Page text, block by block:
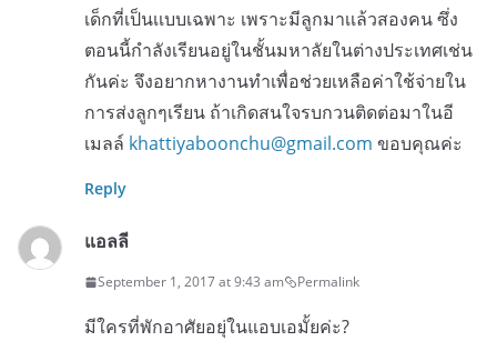
เด็กที่เป็นเเบบเฉพาะ เพราะมีลูกมาเเล้วสองคน ซึ่ง
ตอนนี้กำลังเรียนอยู่ในชั้นมหาลัยในต่างประเทศเช่น
กันค่ะ จึงอยากหางานทำเพื่อช่วยเหลือค่าใช้จ่ายใน
การส่งลูกๆเรียน ถ้าเกิดสนใจรบกวนติดต่อมาในอี
เมลล์ khattiyaboonchu@gmail.com ขอบคุณค่ะ
Reply
แอลลี
September 1, 2017 at 9:43 am Permalink
มีใครที่พักอาศัยอยุ่ในแอบเอมั้ยค่ะ?